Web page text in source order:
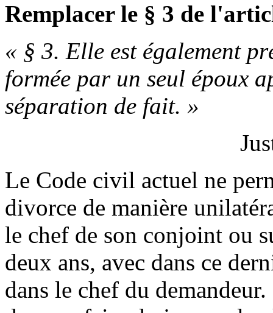
Remplacer le § 3 de
« § 3. Elle est également
formée par un seul époux
séparation de fait. »
Le Code civil actuel ne
divorce de manière
le chef de son conjoint ou
deux ans, avec dans ce
dans le chef du